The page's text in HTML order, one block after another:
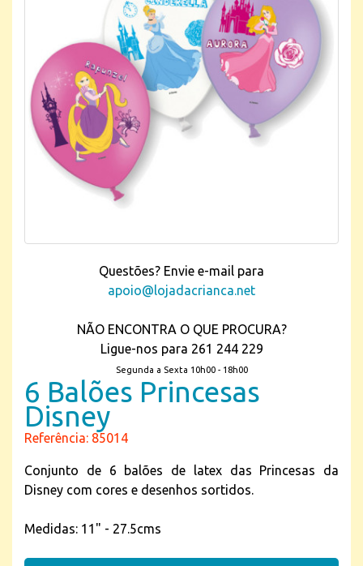
Questões? Envie e-mail para
apoio@lojadacrianca.net
NÃO ENCONTRA O QUE PROCURA?
Ligue-nos para 261 244 229
Segunda a Sexta 10h00 - 18h00
6 Balões Princesas
Disney
Referência: 85014
Conjunto de 6 balões de latex das Princesas da
Disney com cores e desenhos sortidos.
Medidas: 11" - 27.5cms